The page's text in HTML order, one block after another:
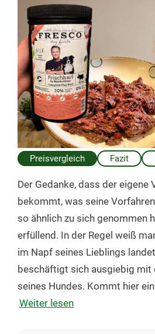
Der Gedanke, dass der eigene
bekommt, was seine
so ähnlich zu sich genommen
erfüllend. In der Regel weiß
im Napf seines Lieblings
beschäftigt sich ausgiebig mit
seines Hundes. Kommt hier ein
Weiter lesen
Preisvergleich Fazit